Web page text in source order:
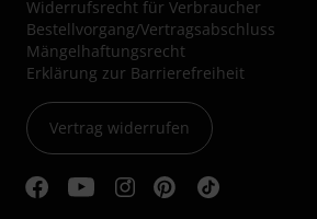
Widerrufsrecht für Verbraucher
Bestellvorgang/Vertragsabschluss
Mängelhaftungsrecht
Erklärung zur Barrierefreiheit
Vertrag widerrufen